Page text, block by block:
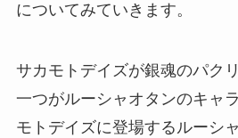
についてみていきます。
サカモトデイズが銀魂のパク
一つがルーシャオタンのキャ
モトデイズに登場するルーシ